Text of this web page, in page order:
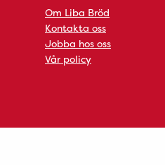
Om Liba Bröd
Kontakta oss
Jobba hos oss
Vår policy